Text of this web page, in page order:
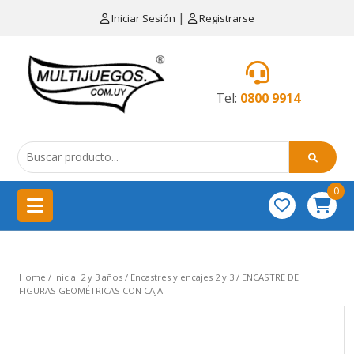
Iniciar Sesión | Registrarse
Tel: 0800 9914
MENÚ
de
cocina
China
importación
Educativos
0
Home / Inicial 2 y 3 años / Encastres y encajes 2 y 3 / ENCASTRE DE
FIGURAS GEOMÉTRICAS CON CAJA